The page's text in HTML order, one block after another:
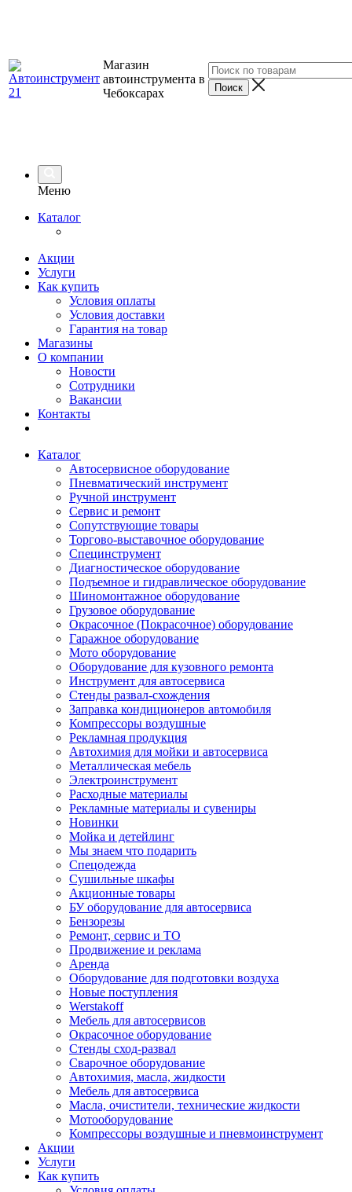
Магазин
автоинструмента в
Чебоксарах
Меню
Каталог
Акции
Услуги
Как купить
Условия оплаты
Условия доставки
Гарантия на товар
Магазины
О компании
Новости
Сотрудники
Вакансии
Контакты
Каталог
Автосервисное оборудование
Пневматический инструмент
Ручной инструмент
Сервис и ремонт
Сопутствующие товары
Торгово-выставочное оборудование
Специнструмент
Диагностическое оборудование
Подъемное и гидравлическое оборудование
Шиномонтажное оборудование
Грузовое оборудование
Окрасочное (Покрасочное) оборудование
Гаражное оборудование
Мото оборудование
Оборудование для кузовного ремонта
Инструмент для автосервиса
Стенды развал-схождения
Заправка кондиционеров автомобиля
Компрессоры воздушные
Рекламная продукция
Автохимия для мойки и автосервиса
Металлическая мебель
Электроинструмент
Расходные материалы
Рекламные материалы и сувениры
Новинки
Мойка и детейлинг
Мы знаем что подарить
Спецодежда
Сушильные шкафы
Акционные товары
БУ оборудование для автосервиса
Бензорезы
Ремонт, сервис и ТО
Продвижение и реклама
Аренда
Оборудование для подготовки воздуха
Новые поступления
Werstakoff
Мебель для автосервисов
Окрасочное оборудование
Стенды сход-развал
Сварочное оборудование
Автохимия, масла, жидкости
Мебель для автосервиса
Масла, очистители, технические жидкости
Мотооборудование
Компрессоры воздушные и пневмоинструмент
Акции
Услуги
Как купить